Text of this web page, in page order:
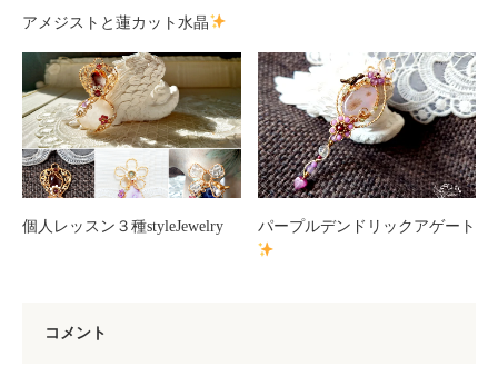
アメジストと蓮カット水晶
個人レッスン３種styleJewelry パープルデンドリックアゲート
コメント